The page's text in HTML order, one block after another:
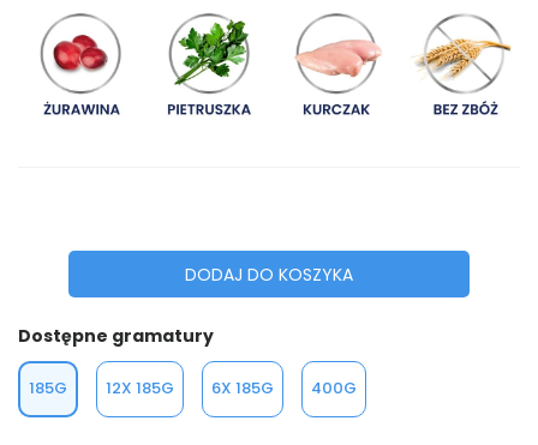
DODAJ DO KOSZYKA
Dostępne gramatury
185G 12X 185G 6X 185G 400G